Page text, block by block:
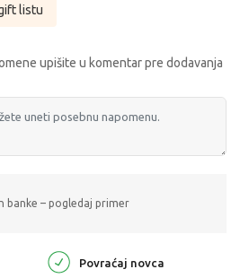
listu
upišite u komentar pre dodavanja
banke – pogledaj primer
Povraćaj novca